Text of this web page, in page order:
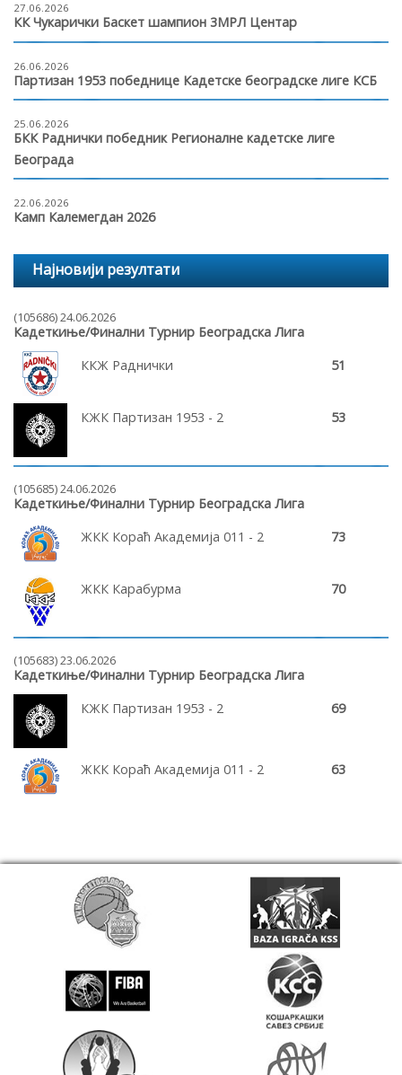
27.06.2026
КК Чукарички Баскет шампион 3МРЛ Центар
26.06.2026
Партизан 1953 победнице Кадетске београдске лиге КСБ
25.06.2026
БКК Раднички победник Регионалне кадетске лиге
Београда
22.06.2026
Камп Калемегдан 2026
Најновији резултати
(105686) 24.06.2026
Кадеткиње/Финални Турнир Београдска Лига
ККЖ Раднички
51
КЖК Партизан 1953 - 2 53
(105685) 24.06.2026
Кадеткиње/Финални Турнир Београдска Лига
ЖКК Кораћ Академија 011 - 2
73
ЖКК Карабурма 70
(105683) 23.06.2026
Кадеткиње/Финални Турнир Београдска Лига
КЖК Партизан 1953 - 2
69
ЖКК Кораћ Академија 011 - 2 63